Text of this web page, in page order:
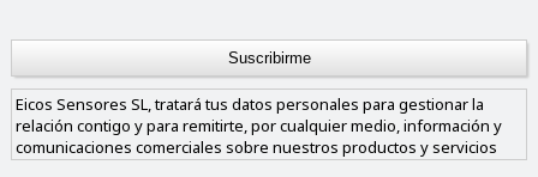
Eicos Sensores SL, tratará tus datos personales para gestionar la
relación contigo y para remitirte, por cualquier medio, información y
comunicaciones comerciales sobre nuestros productos y servicios